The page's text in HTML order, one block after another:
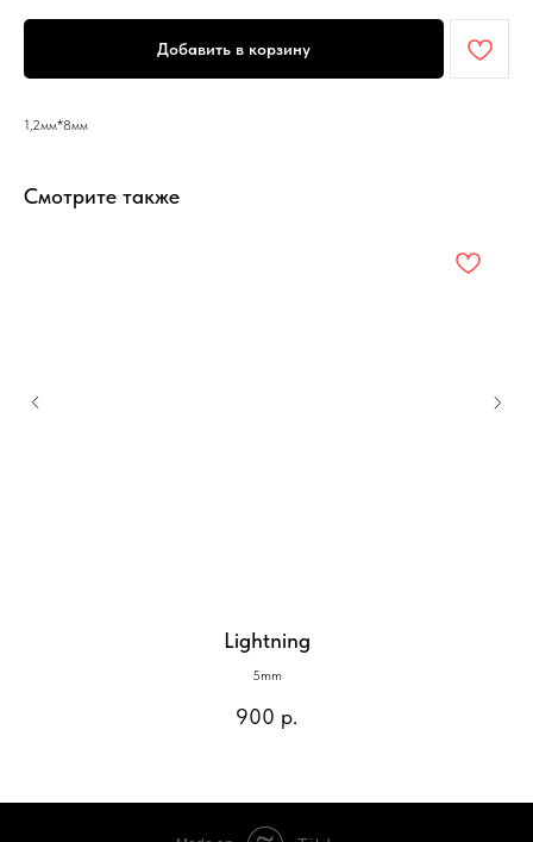
Добавить в корзину
1,2мм*8мм
Смотрите также
Lightning
5mm
900 р.